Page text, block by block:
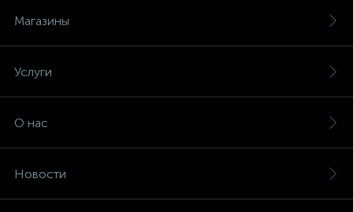
Магазины
Услуги
О нас
Новости